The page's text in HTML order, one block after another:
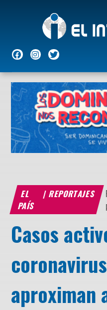
NACIONALES INTERNACIONALES
EL
PAÍS
| REPORTAJES
Casos
aproximan